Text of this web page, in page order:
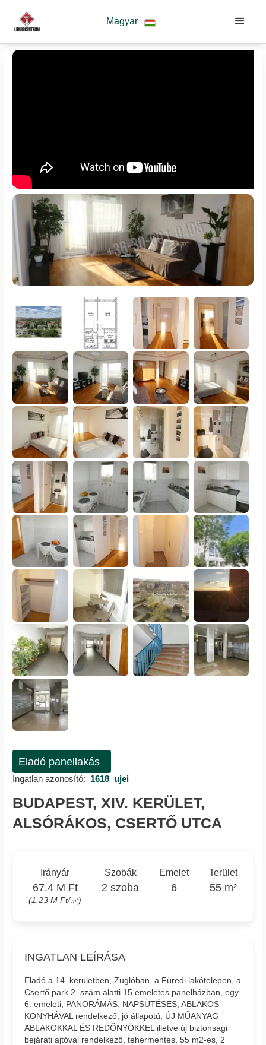
Magyar
Eladó panellakás
Ingatlan azonosító: 1618_ujei
BUDAPEST, XIV. KERÜLET,
ALSÓRÁKOS, CSERTŐ UTCA
Irányár
67.4 M Ft
(1.23 M Ft/㎡)
Szobák
2 szoba
Emelet
6
Terület
55 m²
INGATLAN LEÍRÁSA
Eladó a 14. kerületben, Zuglóban, a Füredi lakótelepen, a
Csertő park 2. szám alatti 15 emeletes panelházban, egy
6. emeleti, PANORÁMÁS, NAPSÜTÉSES, ABLAKOS
KONYHÁVAL rendelkező, jó állapotú, ÚJ MŰANYAG
ABLAKOKKAL ÉS REDŐNYÖKKEL illetve új biztonsági
bejárati ajtóval rendelkező, tehermentes, 55 m2-es, 2